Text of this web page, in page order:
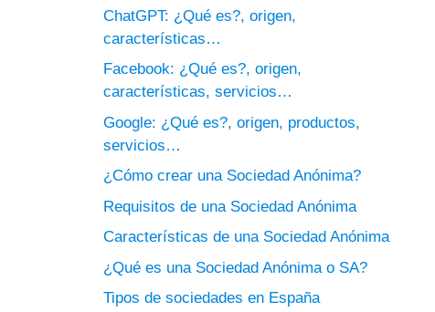
ChatGPT: ¿Qué es?, origen,
características…
Facebook: ¿Qué es?, origen,
características, servicios…
Google: ¿Qué es?, origen, productos,
servicios…
¿Cómo crear una Sociedad Anónima?
Requisitos de una Sociedad Anónima
Características de una Sociedad Anónima
¿Qué es una Sociedad Anónima o SA?
Tipos de sociedades en España